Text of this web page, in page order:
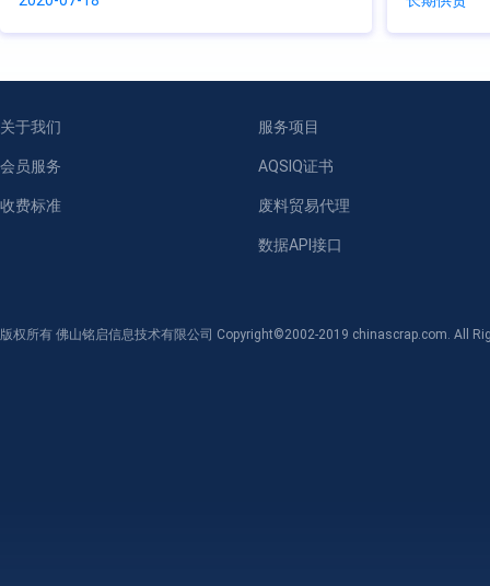
关于我们
会员服务
收费标准
服务项目
AQSIQ证书
废料贸易代理
数据API接口
版权所有 佛山铭启信息技术有限公司 Copyright©2002-2019 chinascrap.com. All